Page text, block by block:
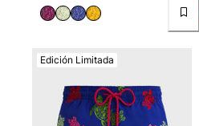
Edición Limitada